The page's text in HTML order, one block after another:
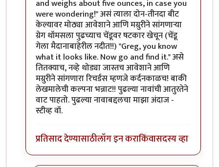
and weighs about five ounces, in case you
were wondering!" असं त्याला दोन-तीनदा बीट
केल्यावर मोठ्या आवेशाने आणि मग्रुरीने सांगणार्‍या
ग्रेग थॉमसला पुढच्याच चेंडूवर षटकार खेचून (चेंडू
गेला मैदानाबाहेरील नदीत!!) "Greg, you know
what it looks like. Now go and find it." असे
तितक्याच, नव्हे थोड्या जास्तच आवेशाने आणि
मग्रुरीने सांगणारा रिचर्डस म्हणजे कर्दनकाळच! बाकी
लेखमालेची कल्पना भन्नाट!! पुढल्या नावांची आतुरतेने
वाट पाहतो. पुढल्या नावाबद्दलचा माझा अंदाज -
स्टीव्ह वॉ.
प्रतिसाद देण्यासाठीलॉग इन कराकिंवासदस्य व्हा